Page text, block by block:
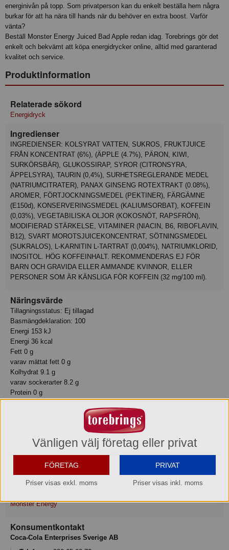
energinivån på topp. Som privatperson kan du enkelt beställa hem några
burkar för att ha nära till hands när du behöver en extra boost. Varför
vänta?
Beställ Monster Energy Juiced Bad Apple redan idag. Torebrings gör det
enkelt och bekvämt att köpa energidrycker online, alltid med garanterad
kvalitet och service.
Produktinformation
Relaterade sökord
Energidryck
Ingredienser
FRÅN KONCENTRAT (6%), (ÄPPLE (4.7%), PÄRON, KIWI,
SURKÖRSBÄR), GLUKOSSIRAP, SYROR (CITRONSYRA,
ÄPPELSYRA), TAURIN (0,4%), SURHETSREGLERANDE MEDEL
(NATRIUMCITRATER), PANAX GINSENG ROTEXTRAKT (0.08%),
AROMER, FÖRTJOCKNINGSMEDEL (PEKTINER), FÄRGÄMNE
(E150d), KONSERVERINGSMEDEL (KALIUMSORBAT), KOFFEIN
(0,03%), VEGETABILISKA OLJOR (KOKOSNÖT, RAPSFRÖN),
MODIFIERAD STÄRKELSE, VITAMINER (NIACIN, B6, RIBOFLAVIN,
B12), SVART MOROTSJUICEKONCENTRAT, SÖTNINGSMEDEL
(SUKRALOS), L-KARNITIN L-TARTRAT (0,004%), NATRIUMKLORID,
INOSITOL. HÖG KOFFEINHALT. REKOMMENDERAS EJ FÖR
BARN OCH GRAVIDA ELLER AMMANDE KVINNOR, ELLER
PERSONER SOM ÄR KÄNSLIGA FÖR KOFFEIN (32 mg/100 ml).
Näringsvärde
Tillagningsstatus: Ej tillagad
Basmängdeklaration: 100
Energi 153 kJ
Energi 36 kcal
Fett 0 g
varav mättat fett 0 g
Kolhydrat 9.1 g
varav sockerarter 8.2 g
Protein 0 g
Max-/Mintemperatur: 25/4°C
Ursprungsland
Nederländerna
Monster Energy
Konsumentkontakt
Coca-Cola Enterprises Sverige AB
Vänligen välj företag eller privat
FÖRETAG
Priser visas exkl. moms
PRIVAT
Priser visas inkl. moms